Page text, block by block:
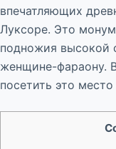
впечатляющих
Луксоре. Это
подножия высокой
женщине-фараону.
посетить это